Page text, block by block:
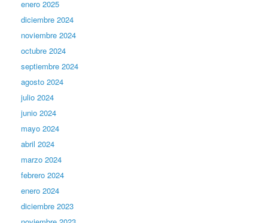
enero 2025
diciembre 2024
noviembre 2024
octubre 2024
septiembre 2024
agosto 2024
julio 2024
junio 2024
mayo 2024
abril 2024
marzo 2024
febrero 2024
enero 2024
diciembre 2023